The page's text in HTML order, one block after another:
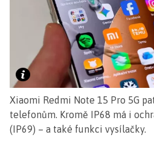
Xiaomi Redmi Note 15 Pro 5G
telefonům. Kromě IP68 má i
(IP69) – a také funkci vysílačky.